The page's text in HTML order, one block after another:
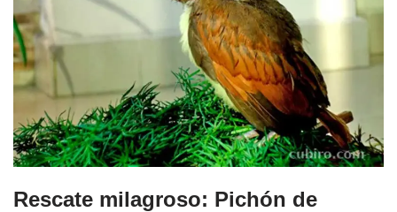
Rescate milagroso: Pichón de